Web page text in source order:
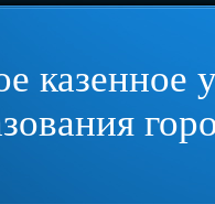
казенное